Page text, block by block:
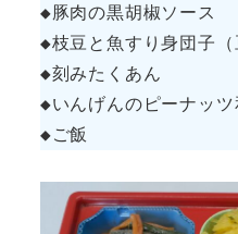
◆豚肉の黒胡椒ソース
◆枝豆と魚すり身団子（
◆刻みたくあん
◆いんげんのピーナッツ
◆ご飯